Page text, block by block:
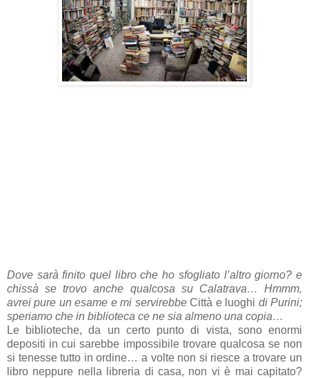
Dove sarà finito quel libro che ho sfogliato l’altro giorno? e
chissà se trovo anche qualcosa su Calatrava… Hmmm,
avrei pure un esame e mi servirebbeCittà e luoghi di Purini;
speriamo che in biblioteca ce ne sia almeno una copia…
Le biblioteche, da un certo punto di vista, sono enormi
depositi in cui sarebbe impossibile trovare qualcosa se non
si tenesse tutto in ordine… a volte non si riesce a trovare un
libro neppure nella libreria di casa, non vi è mai capitato?